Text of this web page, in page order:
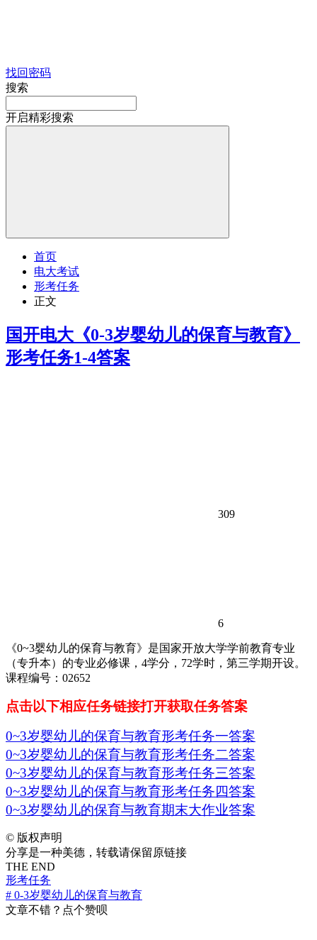
找回密码
搜索
开启精彩搜索
首页
电大考试
形考任务
正文
国开电大《0-3岁婴幼儿的保育与教育》
形考任务1-4答案
309
6
《0~3婴幼儿的保育与教育》是国家开放大学学前教育专业
（专升本）的专业必修课，4学分，72学时，第三学期开设。
课程编号：02652
点击以下相应任务链接打开获取任务答案
0~3岁婴幼儿的保育与教育形考任务一答案
0~3岁婴幼儿的保育与教育形考任务二答案
0~3岁婴幼儿的保育与教育形考任务三答案
0~3岁婴幼儿的保育与教育形考任务四答案
0~3岁婴幼儿的保育与教育期末大作业答案
© 版权声明
分享是一种美德，转载请保留原链接
THE END
形考任务
# 0-3岁婴幼儿的保育与教育
文章不错？点个赞呗